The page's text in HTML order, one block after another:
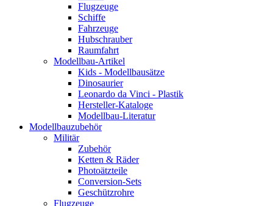
Flugzeuge
Schiffe
Fahrzeuge
Hubschrauber
Raumfahrt
Modellbau-Artikel
Kids - Modellbausätze
Dinosaurier
Leonardo da Vinci - Plastik
Hersteller-Kataloge
Modellbau-Literatur
Modellbauzubehör
Militär
Zubehör
Ketten & Räder
Photoätzteile
Conversion-Sets
Geschützrohre
Flugzeuge